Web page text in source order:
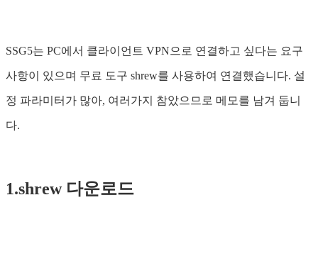
SSG5는 PC에서 클라이언트 VPN으로 연결하고 싶다는 요구
사항이 있으며 무료 도구 shrew를 사용하여 연결했습니다. 설
정 파라미터가 많아, 여러가지 참았으므로 메모를 남겨 둡니
다.
1.shrew 다운로드